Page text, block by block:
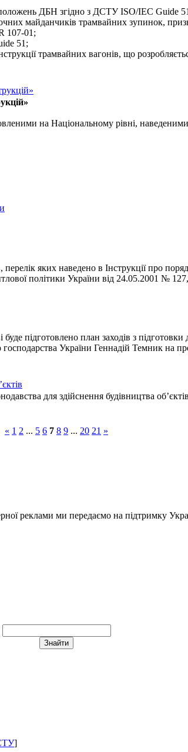
ДБН згідно з ДСТУ ISO/IEC Guіde
майданчиків трамвайних зупинок,
107-01;
51;
трамвайних вагонів, що
на Національному рівні,
яких наведено в Інструкції про
політики України від 24.05.2001 №
підготовлено план заходів з
України Геннадій Темник на
для здійснення будівництва
« 1 2 ... 5 6 7 8 9 ... 20 21 »
реклами ми передаємо на підтримку
]